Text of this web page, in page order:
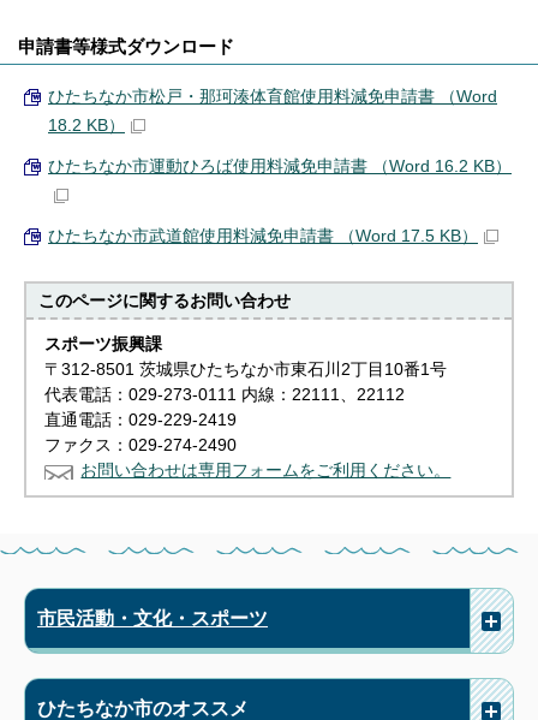
申請書等様式ダウンロード
ひたちなか市松戸・那珂湊体育館使用料減免申請書 （Word
18.2 KB）
ひたちなか市運動ひろば使用料減免申請書 （Word 16.2 KB）
ひたちなか市武道館使用料減免申請書 （Word 17.5 KB）
このページに関するお問い合わせ
スポーツ振興課
〒312-8501 茨城県ひたちなか市東石川2丁目10番1号
代表電話：029-273-0111 内線：22111、22112
直通電話：029-229-2419
ファクス：029-274-2490
お問い合わせは専用フォームをご利用ください。
市民活動・文化・スポーツ
ひたちなか市のオススメ